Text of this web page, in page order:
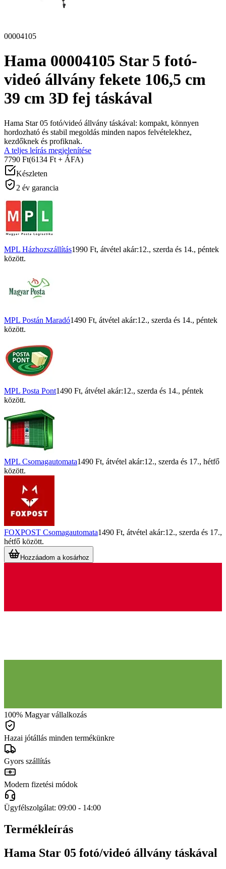
00004105
Hama 00004105 Star 5 fotó-
videó állvány fekete 106,5 cm
39 cm 3D fej táskával
Hama Star 05 fotó/videó állvány táskával: kompakt, könnyen
hordozható és stabil megoldás minden napos felvételekhez,
kezdőknek és profiknak.
A teljes leírás megjelenítése
7790 Ft(6134 Ft + ÁFA)
Készleten
2 év garancia
MPL Házhozszállítás1990 Ft, átvétel akár:12., szerda és 14., péntek
között.
MPL Postán Maradó1490 Ft, átvétel akár:12., szerda és 14., péntek
között.
MPL Posta Pont1490 Ft, átvétel akár:12., szerda és 14., péntek
között.
MPL Csomagautomata1490 Ft, átvétel akár:12., szerda és 17., hétfő
között.
FOXPOST Csomagautomata1490 Ft, átvétel akár:12., szerda és 17.,
hétfő között.
Hozzáadom a kosárhoz
100% Magyar vállalkozás
Hazai jótállás minden termékünkre
Gyors szállítás
Modern fizetési módok
Ügyfélszolgálat: 09:00 - 14:00
Termékleírás
Hama Star 05 fotó/videó állvány táskával